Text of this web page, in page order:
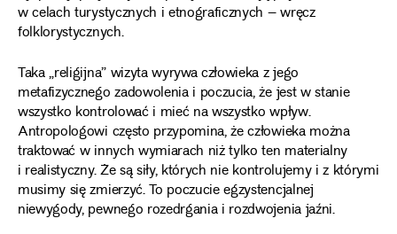
w celach turystycznych i etnograficznych – wręcz
folklorystycznych.
Taka „religijna” wizyta wyrywa człowieka z jego
metafizycznego zadowolenia i poczucia, że jest w stanie
wszystko kontrolować i mieć na wszystko wpływ.
Antropologowi często przypomina, że człowieka można
traktować w innych wymiarach niż tylko ten materialny
i realistyczny. Że są siły, których nie kontrolujemy i z którymi
musimy się zmierzyć. To poczucie egzystencjalnej
niewygody, pewnego rozedrgania i rozdwojenia jaźni.